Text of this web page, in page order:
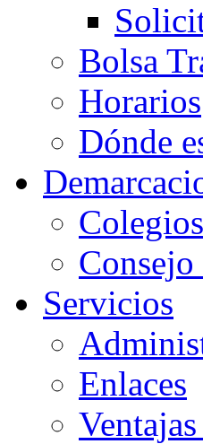
Bolsa
Horarios
Dónde
Servicios
Enlaces